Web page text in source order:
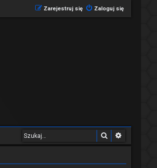
Zaloguj się
Zarejestruj się
Szukaj